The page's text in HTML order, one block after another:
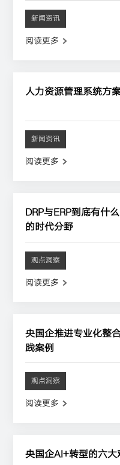
新闻资讯
阅读更多
人力资源管理系统方
新闻资讯
阅读更多
DRP与ERP到底有什
的时代分野
观点洞察
阅读更多
央国企推进专业化整
践案例
观点洞察
阅读更多
央国企AI+转型的六